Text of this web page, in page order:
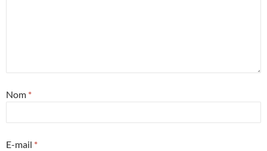
Nom *
E-mail *